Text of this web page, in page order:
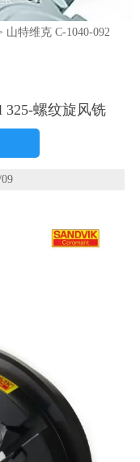
山特维克 C-1040-092
325-螺纹旋风铣